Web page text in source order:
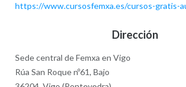
https://www.cursosfemxa.es/cursos-gratis-
Dirección
Sede central de Femxa en Vigo
Rúa San Roque nº61, Bajo